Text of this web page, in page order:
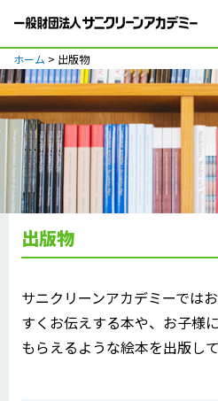
ホーム > 出版物
出版物
サニクリーンアカデミーでは
すくお伝えする本や、お子様
もらえるような絵本を出版して